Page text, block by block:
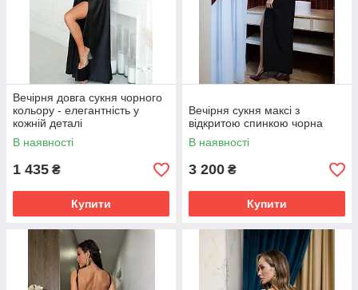
Вечірня довга сукня чорного
кольору - елегантність у
кожній деталі
В наявності
1 435 ₴
Купити
Вечірня сукня максі з
відкритою спинкою чорна
В наявності
3 200 ₴
Купити